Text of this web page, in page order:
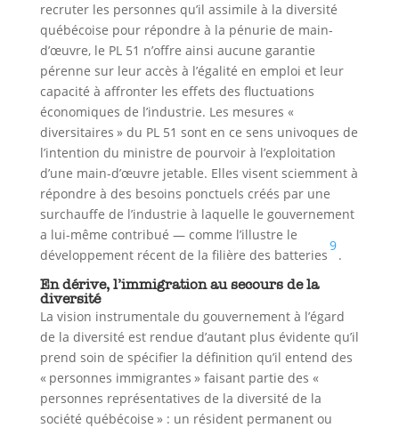
recruter les personnes qu’il assimile à la diversité
québécoise pour répondre à la pénurie de main-
d’œuvre, le PL 51 n’offre ainsi aucune garantie
pérenne sur leur accès à l’égalité en emploi et leur
capacité à affronter les effets des fluctuations
économiques de l’industrie. Les mesures «
diversitaires » du PL 51 sont en ce sens univoques de
l’intention du ministre de pourvoir à l’exploitation
d’une main-d’œuvre jetable. Elles visent sciemment à
répondre à des besoins ponctuels créés par une
surchauffe de l’industrie à laquelle le gouvernement
a lui-même contribué — comme l’illustre le
développement récent de la filière des batteries
9
.
En dérive, l’immigration au secours de la
diversité
La vision instrumentale du gouvernement à l’égard
de la diversité est rendue d’autant plus évidente qu’il
prend soin de spécifier la définition qu’il entend des
« personnes immigrantes » faisant partie des «
personnes représentatives de la diversité de la
société québécoise » : un résident permanent ou